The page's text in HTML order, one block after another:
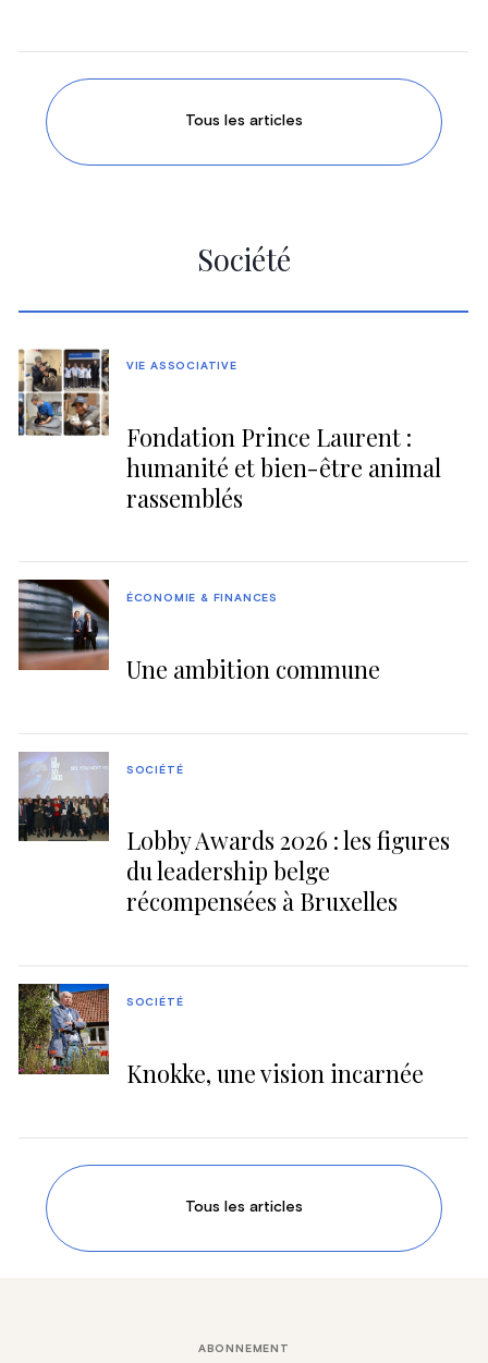
Tous les articles
Société
Fondation Prince Laurent :
humanité et bien-être animal
rassemblés
VIE ASSOCIATIVE
Une ambition commune
ÉCONOMIE & FINANCES
Lobby Awards 2026 : les figures
du leadership belge
récompensées à Bruxelles
SOCIÉTÉ
Knokke, une vision incarnée
SOCIÉTÉ
Tous les articles
ABONNEMENT